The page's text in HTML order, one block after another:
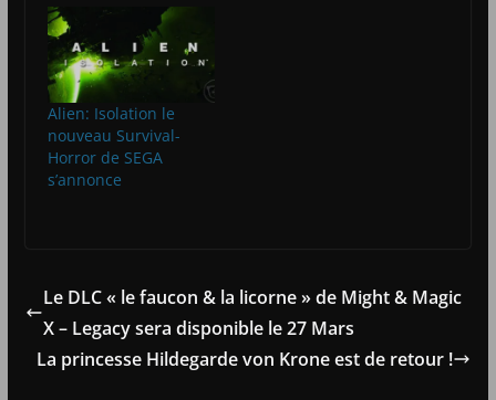
Alien: Isolation le
nouveau Survival-
Horror de SEGA
s’annonce
Le DLC « le faucon & la licorne » de Might & Magic
X – Legacy sera disponible le 27 Mars
La princesse Hildegarde von Krone est de retour !